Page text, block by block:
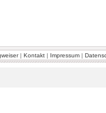
| Kontakt| Impressum|